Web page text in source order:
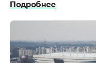
Подробнее